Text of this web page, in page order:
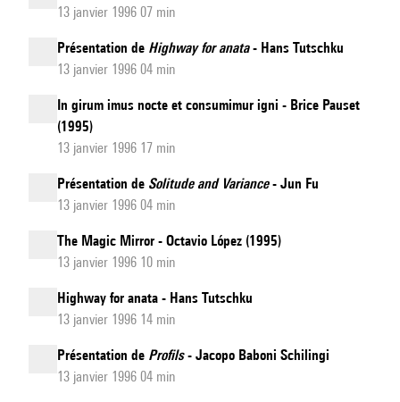
13 janvier 1996 07 min
Présentation de Highway for anata- Hans Tutschku
13 janvier 1996 04 min
In girum imus nocte et consumimur igni - Brice Pauset
(1995)
13 janvier 1996 17 min
Présentation de Solitude and Variance- Jun Fu
13 janvier 1996 04 min
The Magic Mirror - Octavio López (1995)
13 janvier 1996 10 min
Highway for anata - Hans Tutschku
13 janvier 1996 14 min
Présentation de Profils- Jacopo Baboni Schilingi
13 janvier 1996 04 min